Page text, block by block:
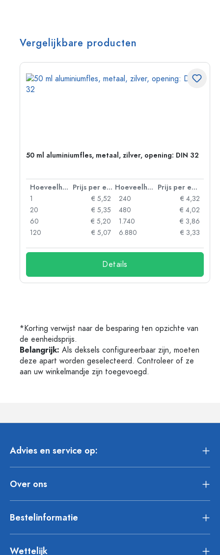
Vergelijkbare producten
50 ml aluminiumfles, metaal, zilver, opening: DIN 32
Hoeveelheid Prijs per eenheid Hoeveelheid
Prijs per eenheid
1
€ 5,52
20
€ 5,35
60
€ 5,20
120
€ 5,07
240
€ 4,32
480
€ 4,02
1.740
€ 3,86
6.880
€ 3,33
Details
*Korting verwijst naar de besparing ten opzichte van
de eenheidsprijs.
Belangrijk: Als deksels configureerbaar zijn, moeten
deze apart worden geselecteerd. Controleer of ze
aan uw winkelmandje zijn toegevoegd.
Advies en service op:
Over ons
Bestelinformatie
Wettelijk